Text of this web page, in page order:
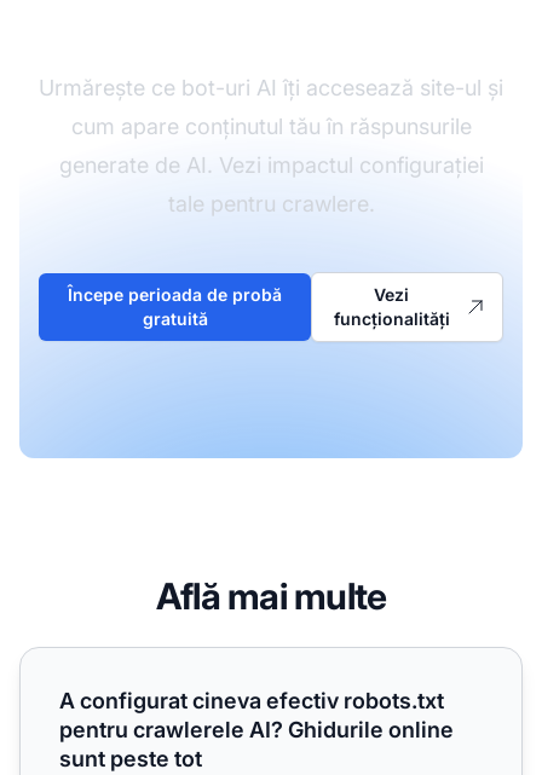
Urmărește ce bot-uri AI îți accesează site-ul și
cum apare conținutul tău în răspunsurile
generate de AI. Vezi impactul configurației
tale pentru crawlere.
Începe perioada de probă
gratuită
Vezi
funcționalități
Află mai multe
A configurat cineva efectiv robots.txt pentru crawlerele
A configurat cineva efectiv robots.txt
pentru crawlerele AI? Ghidurile online
sunt peste tot